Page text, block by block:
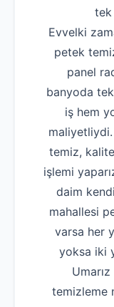
tek
Evvelki
petek
panel
banyoda
iş hem
temiz,
işlemi
daim
mahallesi
varsa her
yoksa iki
temizleme